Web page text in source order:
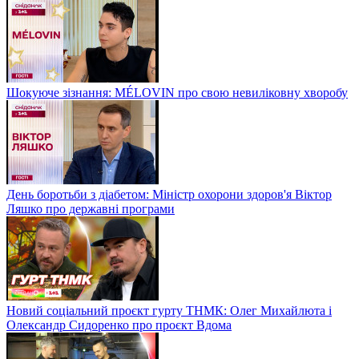
Шокуюче зізнання: MÉLOVIN про свою невиліковну хворобу
День боротьби з діабетом: Міністр охорони здоров'я Віктор
Ляшко про державні програми
Новий соціальний проєкт гурту ТНМК: Олег Михайлюта і
Олександр Сидоренко про проєкт Вдома